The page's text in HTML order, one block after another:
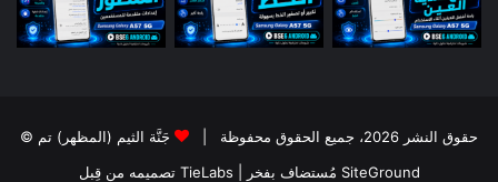
© حقوق النشر 2026، جميع الحقوق محفوظة |
جَنَّة الثيم (المظهر) تم
تصميمه من قِبل TieLabs
SiteGround